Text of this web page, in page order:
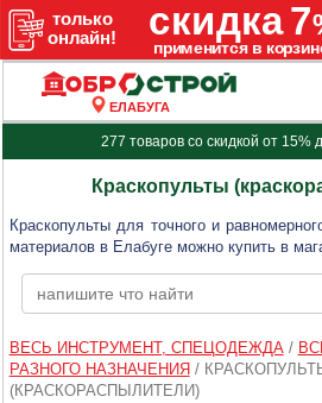
ЕЛАБУГА
277 товаров со скидкой от 15%
Краскопульты
Краскопульты для точного и
материалов в Елабуге можно купить в
ВЕСЬ ИНСТРУМЕНТ, СПЕЦОДЕЖДА/
РАЗНОГО НАЗНАЧЕНИЯ /
(КРАСКОРАСПЫЛИТЕЛИ)